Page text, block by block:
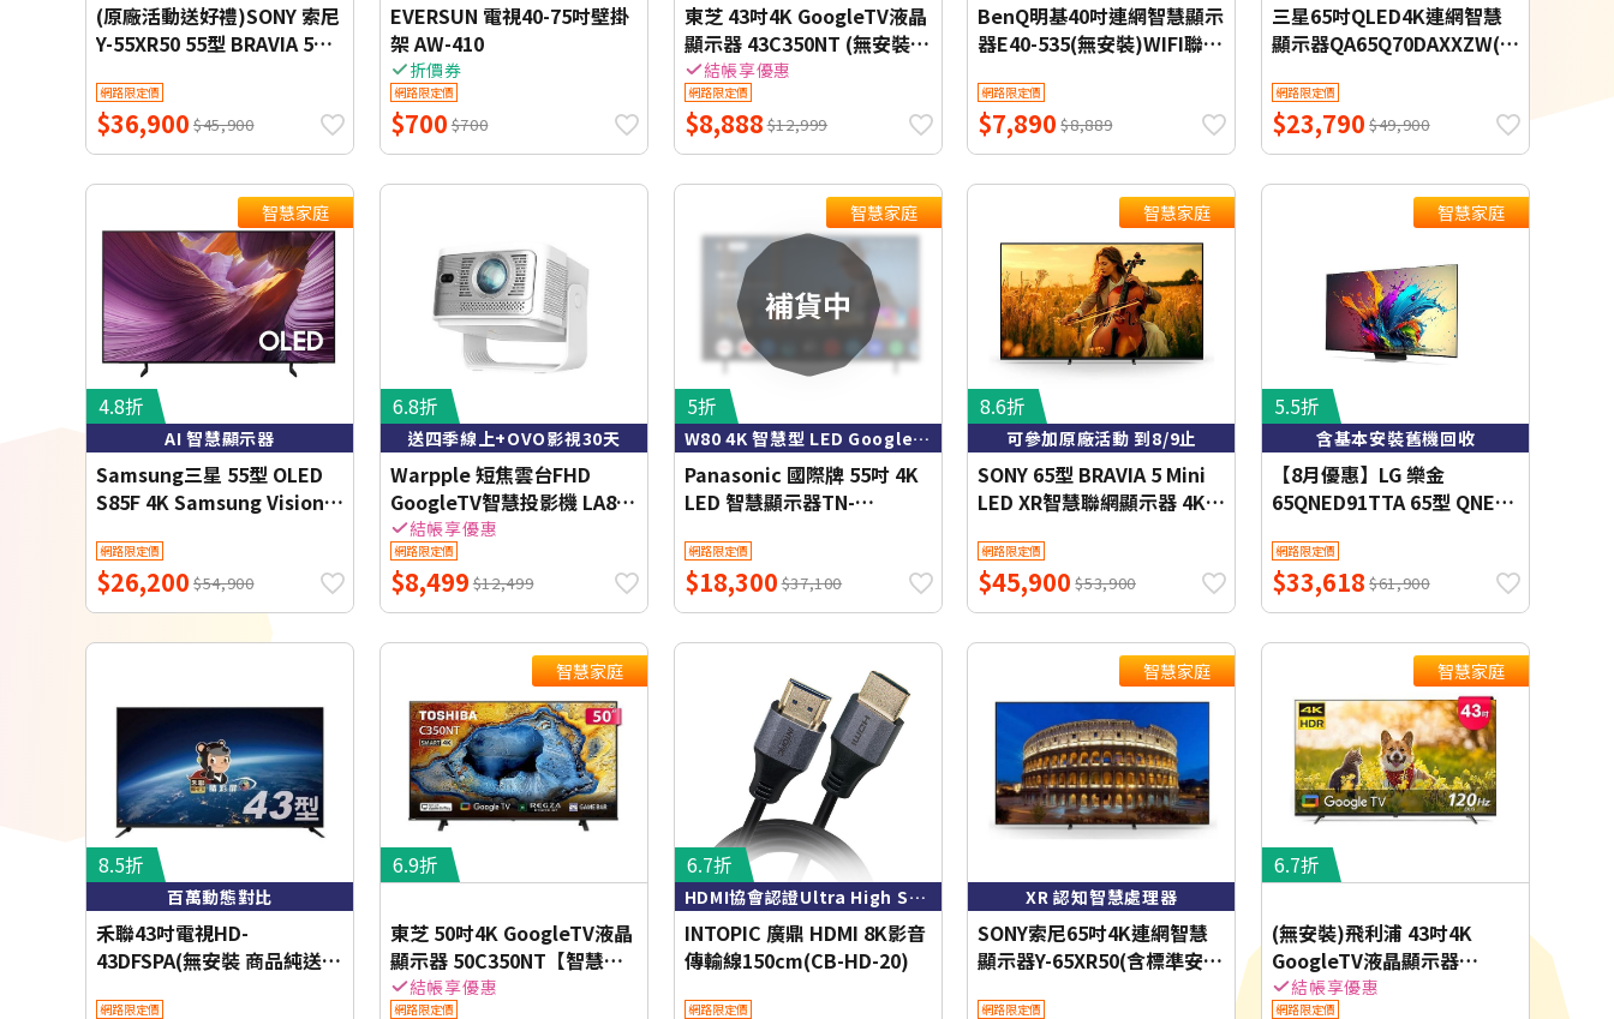
(原廠活動送好禮)SONY 索尼
Y-55XR50 55型 BRAVIA 5
網路限定價
$36,900 $45,900
EVERSUN 電視40-75吋壁掛
架 AW-410
折價券
網路限定價
$700$700
東芝 43吋4K GoogleTV液晶
顯示器 43C350NT (無安裝)
【智慧家庭】
結帳享優惠
網路限定價
$8,888$12,999
BenQ明基40吋連網智慧顯示
器E40-535(無安裝)WIFI聯網
網路限定價
$7,890 $8,889
三星65吋QLED4K連網智慧
顯示器QA65Q70DAXXZW(含
網路限定價
$23,790 $49,900
4.8折
智慧家庭
AI 智慧顯示器
Samsung三星 55型 OLED
S85F 4K Samsung Vision
(QA55S85FAEXZW) 基本桌
上安裝 【智慧家庭】
網路限定價
$26,200 $54,900
6.8折
送四季線上+OVO影視30天
Warpple 短焦雲台FHD
GoogleTV智慧投影機 LA8
SE*送四季線上+OVO影視30
天 【智慧家庭】
結帳享優惠
網路限定價
$8,499$12,499
5折
智慧家庭
W80 4K 智慧型 LED Google TV
Panasonic 國際牌 55吋 4K
LED 智慧顯示器TN-
【智慧家庭】
網路限定價
$18,300$37,100
8.6折
智慧家庭
可參加原廠活動 到8/9止
SONY 65型 BRAVIA 5 Mini
LED XR智慧聯網顯示器 4K
網路限定價
$45,900 $53,900
5.5折
智慧家庭
含基本安裝舊機回收
【8月優惠】LG 樂金
65QNED91TTA 65型 QNED
網路限定價
$33,618 $61,900
8.5折
百萬動態對比
禾聯43吋電視HD-
43DFSPA(無安裝 商品純送到
網路限定價
6.9折
智慧家庭
東芝 50吋4K GoogleTV液晶
顯示器 50C350NT【智慧家
庭】 (送基本安裝)
結帳享優惠
網路限定價
6.7折
HDMI協會認證Ultra High Speed標準
INTOPIC 廣鼎 HDMI 8K影音
傳輸線150cm(CB-HD-20)
網路限定價
智慧家庭
XR 認知智慧處理器
SONY索尼65吋4K連網智慧
顯示器Y-65XR50(含標準安
網路限定價
6.7折
智慧家庭
(無安裝)飛利浦 43吋4K
GoogleTV液晶顯示器
43PUH7630【智慧家庭】
結帳享優惠
網路限定價